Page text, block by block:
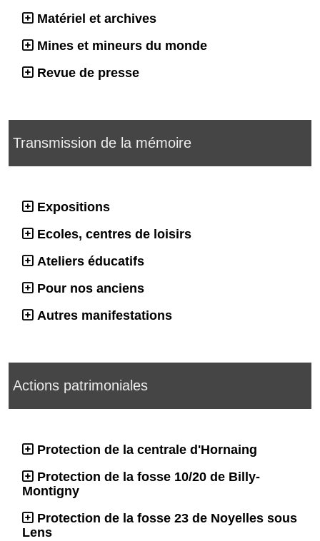
Matériel et archives
Mines et mineurs du monde
Revue de presse
Transmission de la mémoire
Expositions
Ecoles, centres de loisirs
Ateliers éducatifs
Pour nos anciens
Autres manifestations
Actions patrimoniales
Protection de la centrale d'Hornaing
Protection de la fosse 10/20 de Billy-
Montigny
Protection de la fosse 23 de Noyelles sous
Lens